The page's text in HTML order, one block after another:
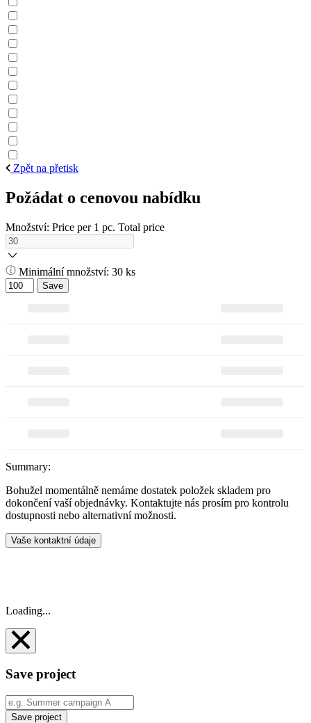
Zpět na přetisk
Požádat o cenovou nabídku
Množství: Price per 1 pc. Total price
Minimální množství: 30 ks
Save
Summary:
Bohužel momentálně nemáme dostatek položek skladem pro
dokončení vaší objednávky. Kontaktujte nás prosím pro kontrolu
dostupnosti nebo alternativní možnosti.
Vaše kontaktní údaje
Loading...
Save project
Save project